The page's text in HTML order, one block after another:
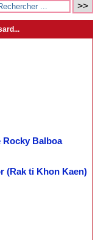
Rocky Balboa
(Rak ti Khon Kaen)